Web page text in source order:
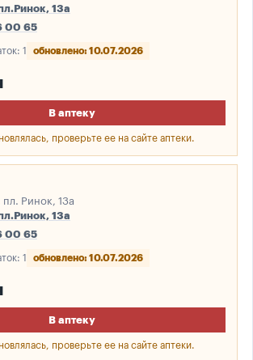
13а
00 65
1 обновлено: 10.07.2026
В аптеку
проверьте ее на сайте аптеки.
Ринок, 13а
13а
00 65
1 обновлено: 10.07.2026
В аптеку
проверьте ее на сайте аптеки.